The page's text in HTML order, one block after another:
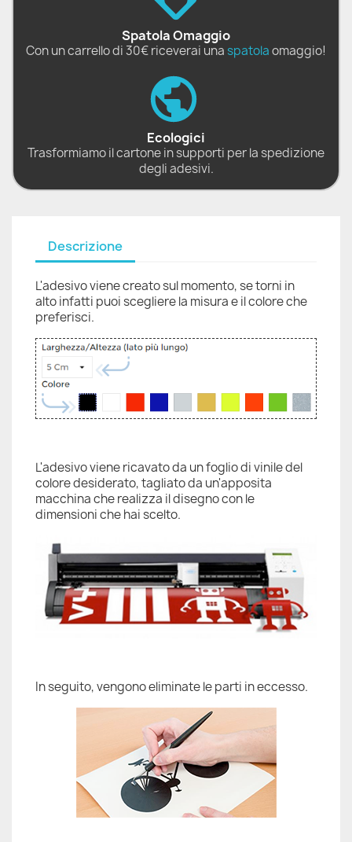
Spatola Omaggio
Con un carrello di 30€ riceverai una spatolaomaggio!
Ecologici
Trasformiamo il cartone in supporti per la spedizione
degli adesivi.
Descrizione
L'adesivo viene creato sul momento, se torni in
alto infatti puoi scegliere la misura e il colore che
preferisci.
L'adesivo viene ricavato da un foglio di vinile del
colore desiderato, tagliato da un'apposita
macchina che realizza il disegno con le
dimensioni che hai scelto.
In seguito, vengono eliminate le parti in eccesso.